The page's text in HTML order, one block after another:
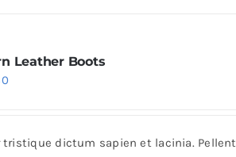
Leather Boots
Current
$30.
tristique dictum sapien et lacinia.